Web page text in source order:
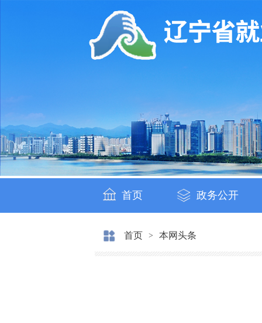
首页 政务公开
首页 > 本网头条